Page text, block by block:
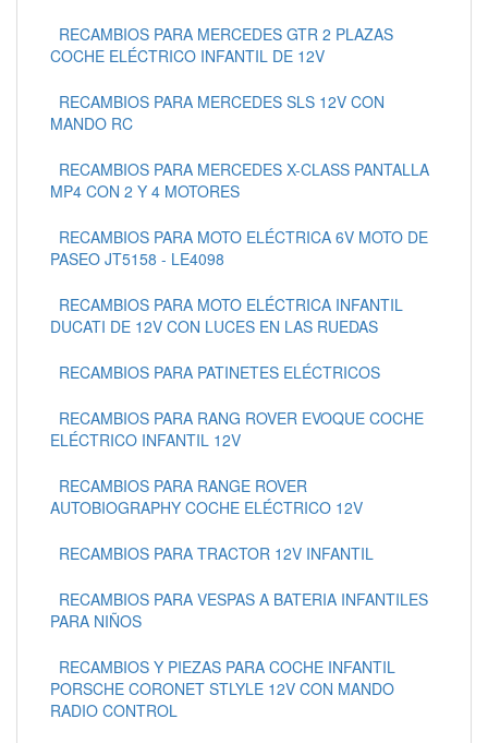
RECAMBIOS PARA MERCEDES GTR 2 PLAZAS
COCHE ELÉCTRICO INFANTIL DE 12V
RECAMBIOS PARA MERCEDES SLS 12V CON
MANDO RC
RECAMBIOS PARA MERCEDES X-CLASS PANTALLA
MP4 CON 2 Y 4 MOTORES
RECAMBIOS PARA MOTO ELÉCTRICA 6V MOTO DE
PASEO JT5158 - LE4098
RECAMBIOS PARA MOTO ELÉCTRICA INFANTIL
DUCATI DE 12V CON LUCES EN LAS RUEDAS
RECAMBIOS PARA PATINETES ELÉCTRICOS
RECAMBIOS PARA RANG ROVER EVOQUE COCHE
ELÉCTRICO INFANTIL 12V
RECAMBIOS PARA RANGE ROVER
AUTOBIOGRAPHY COCHE ELÉCTRICO 12V
RECAMBIOS PARA TRACTOR 12V INFANTIL
RECAMBIOS PARA VESPAS A BATERIA INFANTILES
PARA NIÑOS
RECAMBIOS Y PIEZAS PARA COCHE INFANTIL
PORSCHE CORONET STLYLE 12V CON MANDO
RADIO CONTROL